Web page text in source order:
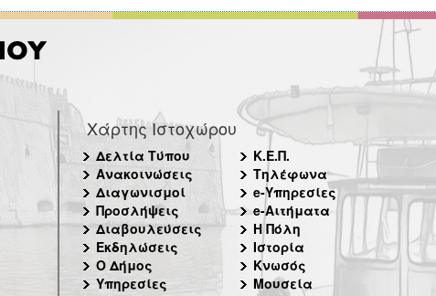
Χάρτης Ιστοχώρου
Δελτία Τύπου
Ανακοινώσεις
Διαγωνισμοί
Προσλήψεις
Διαβουλεύσεις
Εκδηλώσεις
Ο Δήμος
Υπηρεσίες
Κ.Ε.Π.
Τηλέφωνα
e-Υπηρεσίες
e-Αιτήματα
Η Πόλη
Ιστορία
Κνωσός
Μουσεία